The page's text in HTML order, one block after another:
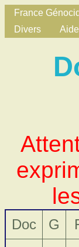
France
Divers
Aide
Doc G